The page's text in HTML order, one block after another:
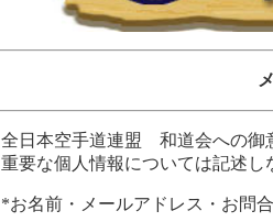
全日本空手道連盟 和道会への御
重要な個人情報については記述
*お名前・メールアドレス・お問